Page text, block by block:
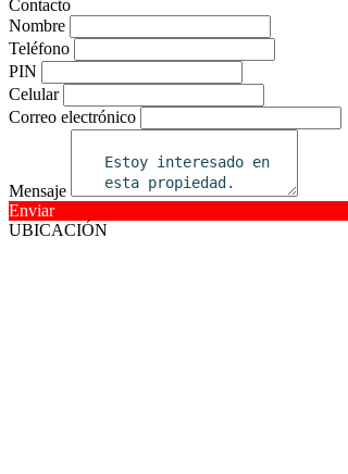
Contacto
Nombre
Teléfono
PIN
Celular
Correo electrónico
Mensaje
Enviar
UBICACIÓN